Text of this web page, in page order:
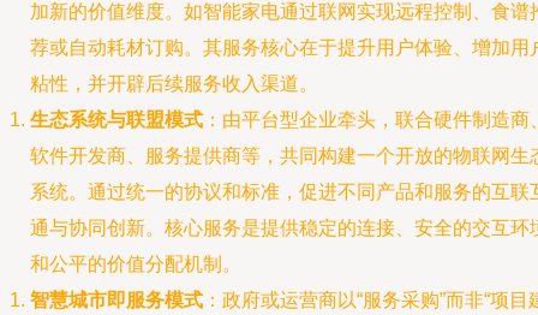
加新的价值维度。如智能家电通过联网实现远程控制、食谱
荐或自动耗材订购。其服务核心在于提升用户体验、增加用
粘性，并开辟后续服务收入渠道。
生态系统与联盟模式 ：由平台型企业牵头，联合硬件制造商
软件开发商、服务提供商等，共同构建一个开放的物联网生
系统。通过统一的协议和标准，促进不同产品和服务的互联
通与协同创新。核心服务是提供稳定的连接、安全的交互环
和公平的价值分配机制。
智慧城市即服务模式 ：政府或运营商以“服务采购”而非“项目